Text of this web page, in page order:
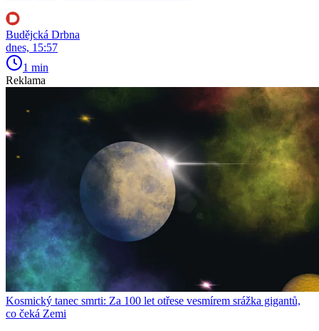
Budějcká Drbna
dnes, 15:57
1 min
Reklama
Kosmický tanec smrti: Za 100 let otřese vesmírem srážka gigantů,
co čeká Zemi